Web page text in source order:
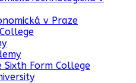
v Praze
Sixth Form College